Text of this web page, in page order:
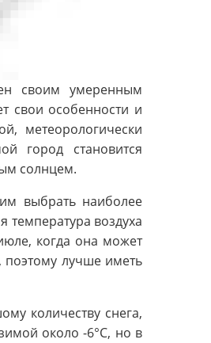
своим умеренным
свои особенности и
метеорологически
город становится
солнцем.
выбрать наиболее
температура воздуха
когда она может
поэтому лучше иметь
количеству снега,
около -6°C, но в